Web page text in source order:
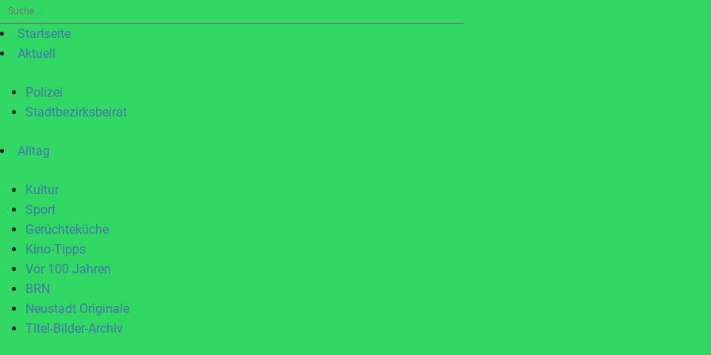
Suche
nach:Startseite
Aktuell
Polizei
Stadtbezirksbeirat
Alltag
Kultur
Sport
Gerüchteküche
Kino-Tipps
Vor 100 Jahren
BRN
Neustadt Originale
Titel-Bilder-Archiv